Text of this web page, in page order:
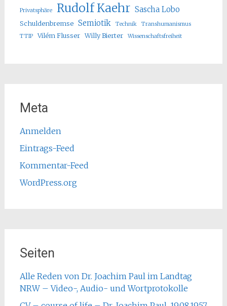
Privatsphäre Rudolf Kaehr Sascha Lobo
Schuldenbremse Semiotik Technik
Transhumanismus
TTIP
Vilém Flusser Willy Bierter Wissenschaftsfreiheit
Meta
Anmelden
Eintrags-Feed
Kommentar-Feed
WordPress.org
Seiten
Alle Reden von Dr. Joachim Paul im Landtag
NRW – Video-, Audio- und Wortprotokolle